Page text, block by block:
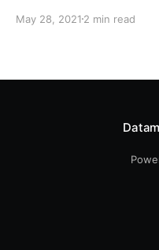
inaperçue dans 90%
l’éviter, il est
May 28, 2021 2 min read